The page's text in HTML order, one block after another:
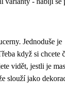
Jednoduše je
když si chcete
vidět, jestli je
slouží jako